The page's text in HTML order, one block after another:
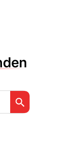
Search Button